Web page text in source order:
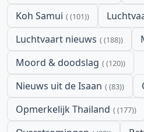
Koh Samui (101)
Luchtvaart nieuws (188)
Moord & doodslag (120)
Nieuws uit de Isaan (83)
Opmerkelijk Thailand (177)